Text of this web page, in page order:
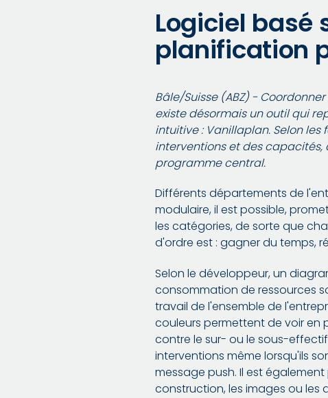
Logiciel basé
planification
Bâle/Suisse (ABZ) -
existe désormais un outil qui
intuitive : Vanillaplan. Selon
interventions et des
programme central.
Différents départements de
modulaire, il est possible,
les catégories, de sorte que
d'ordre est : gagner du temps,
Selon le développeur, un
consommation de ressources
travail de l'ensemble de
couleurs permettent de voir en
contre le sur- ou le sous-
interventions même lorsqu'ils
message push. Il est
construction, les images ou les